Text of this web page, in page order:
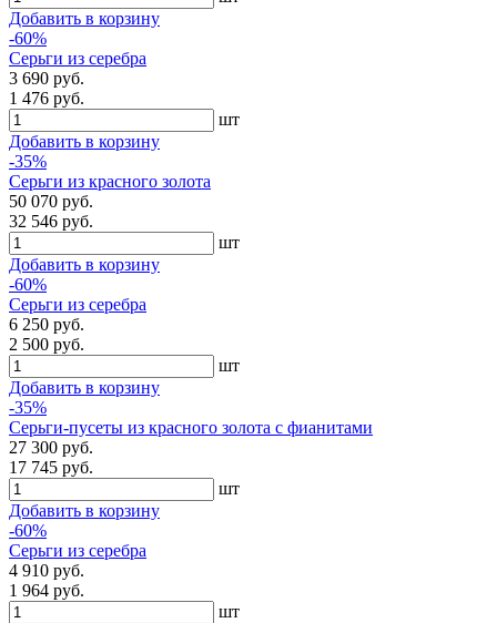
Добавить в корзину
-60%
Серьги из серебра
3 690 руб.
1 476 руб.
шт
Добавить в корзину
-35%
Серьги из красного золота
50 070 руб.
32 546 руб.
шт
Добавить в корзину
-60%
Серьги из серебра
6 250 руб.
2 500 руб.
шт
Добавить в корзину
-35%
Серьги-пусеты из красного золота с фианитами
27 300 руб.
17 745 руб.
шт
Добавить в корзину
-60%
Серьги из серебра
4 910 руб.
1 964 руб.
шт